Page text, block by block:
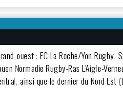
ouest : FC La Roche/Yon Rugby,
Normadie Rugby-Ras L'Aigle-
ainsi que le dernier du Nord Est